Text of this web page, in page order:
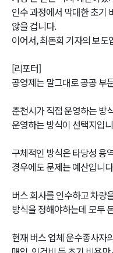
인수 과정에서 막대한 초기
않을 겁니다.
이어서, 최돈희 기자의 보도
[리포터]
공영제는 말그대로 공공 부
춘천시가 직접 운영하는 방
운영하는 방식이 선택지입
구체적인 방식은 타당성 용
경우에도 문제는 예산입니
버스 회사를 인수하고 차량
방식을 정해야하는데 모두
현재 버스 업체 운수종사자